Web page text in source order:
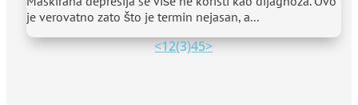
je verovatno zato što je termin nejasan, a...
<12(3)45>